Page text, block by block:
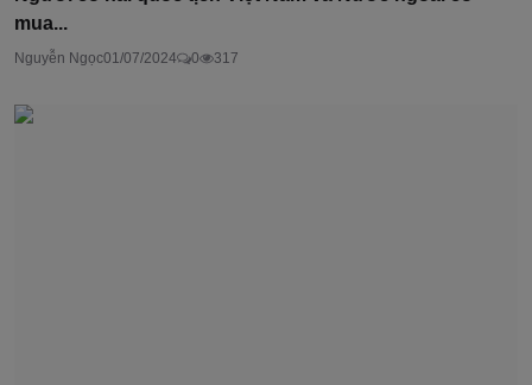
mua...
Nguyễn Ngọc01/07/2024 0 317